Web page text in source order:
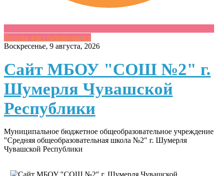
Версия для слабовидящих
Skip
content
Воскресенье, 9 августа, 2026
Сайт МБОУ "СОШ №2" г.
Шумерля Чувашской
Республики
Муниципальное бюджетное общеобразовательное учреждение
"Средняя общеобразовательная школа №2" г. Шумерля
Чувашской Республики